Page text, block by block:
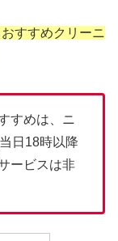
すすめクリーニ
すめは、ニ
日18時以降
ービスは非